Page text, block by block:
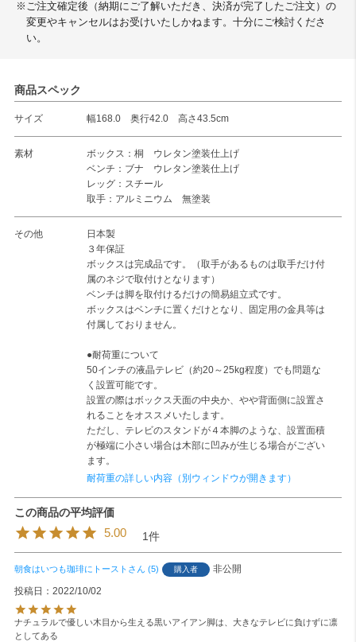
※ご注文確定後（納期にご了解いただき、決済が完了したご注文）の
変更やキャンセルはお受けいたしかねます。十分にご検討くださ
い。
商品スペック
サイズ 幅168.0 奥行42.0 高さ43.5cm
素材
ボックス：桐 ウレタン塗装仕上げ
ベンチ：ブナ ウレタン塗装仕上げ
レッグ：スチール
取手：アルミニウム 無塗装
その他
日本製
３年保証
ボックスは完成品です。（取手があるものは取手だけ付
属のネジで取付けとなります）
ベンチは脚を取付けるだけの簡易組立式です。
ボックスはベンチに置くだけとなり、固定用の金具等は
付属しておりません。
●耐荷重について
50インチの液晶テレビ（約20～25kg程度）でも問題な
く設置可能です。
設置の際はボックス天面の中央か、やや背面側に設置さ
れることをオススメいたします。
ただし、テレビのスタンドが４本脚のような、設置面積
が極端に小さい場合は木部に凹みが生じる場合がござい
ます。
耐荷重の詳しい内容（別ウィンドウが開きます）
5.00 1
朝食はいつも珈琲にトースト 5 購入者
非公開
投稿日
2022/10/02
ナチュラルで優しい木目から生える黒いアイアン脚は、大きなテレビに負けずに凛
としてある